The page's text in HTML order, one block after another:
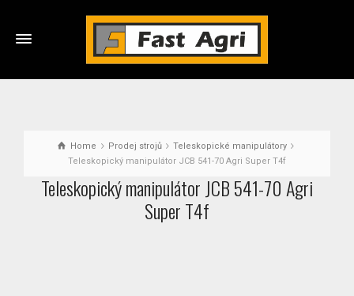
Home Prodej strojů
Teleskopické manipulátory
Teleskopický manipulátor JCB 541-70 Agri Super T4f
Teleskopický manipulátor JCB 541-70 Agri
Super T4f